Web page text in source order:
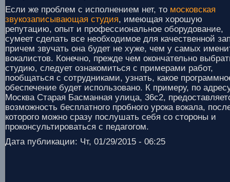
Если же проблем с исполнением нет, то московская
звукозаписывающая студия, имеющая хорошую
репутацию, опыт и профессиональное оборудование,
сумеет сделать все необходимое для качественной
причем звучать она будет не хуже, чем у самых
вокалистов. Конечно, прежде чем окончательно
студию, следует ознакомиться с примерами работ,
пообщаться с сотрудниками, узнать, какое
обеспечение будет использовано. К примеру, по
Москва Старая Басманная улица, 36с2,
возможность бесплатного пробного урока вокала,
которого можно сразу послушать себя со стороны и
проконсультироваться с педагогом.
Дата публикации: Чт, 01/29/2015 - 06:25